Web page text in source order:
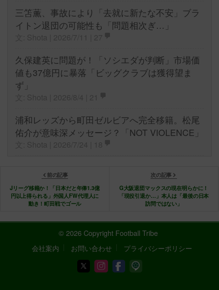
三笘薫、事故により「去就に新たな不安」ブラ
イトン退団の可能性も「問題相次ぎ…」
久保建英に問題が！「ソシエダが判断」市場価
値も37億円に暴落「ビッグクラブは獲得望ま
ず」
浦和レッズから町田ゼルビアへ完全移籍。松尾
佑介が意味深メッセージ？「NOT VIOLENCE」
前の記事
Jリーグ移籍か！「日本だと年俸1.3億
円以上得られる」外国人FW代理人に
動き！町田戦でゴール
次の記事
G大阪退団マックスの現在明らかに！
「現役引退か…」本人は「最後の日本
訪問ではない」
© 2026 Copyright Football Tribe
会社案内
お問い合わせ プライバシーポリシー